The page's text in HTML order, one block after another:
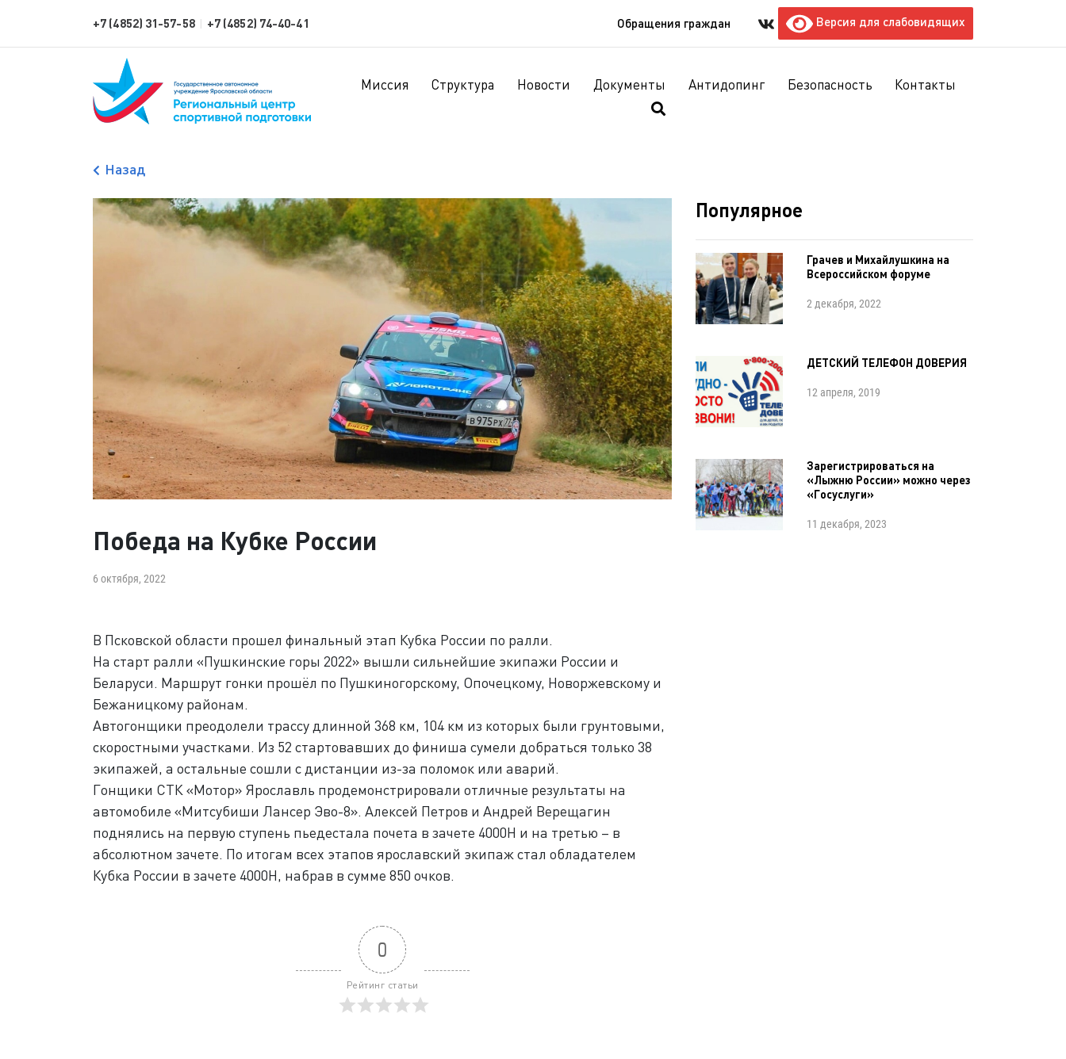
+7 (4852) 31-57-58 | +7 (4852) 74-40-41 Обращения граждан Версия для слабовидящих
Миссия Структура Новости Документы Антидопинг Безопасность Контакты
Назад
Победа на Кубке России
6 октября, 2022
В Псковской области прошел финальный этап Кубка России по ралли.
На старт ралли «Пушкинские горы 2022» вышли сильнейшие экипажи России и
Беларуси. Маршрут гонки прошёл по Пушкиногорскому, Опочецкому, Новоржевскому и
Бежаницкому районам.
Автогонщики преодолели трассу длинной 368 км, 104 км из которых были грунтовыми,
скоростными участками. Из 52 стартовавших до финиша сумели добраться только 38
экипажей, а остальные сошли с дистанции из-за поломок или аварий.
Гонщики СТК «Мотор» Ярославль продемонстрировали отличные результаты на
автомобиле «Митсубиши Лансер Эво-8». Алексей Петров и Андрей Верещагин
поднялись на первую ступень пьедестала почета в зачете 4000Н и на третью – в
абсолютном зачете. По итогам всех этапов ярославский экипаж стал обладателем
Кубка России в зачете 4000Н, набрав в сумме 850 очков.
0
Рейтинг статьи
Популярное
Грачев и Михайлушкина на
Всероссийском форуме
2 декабря, 2022
ДЕТСКИЙ ТЕЛЕФОН ДОВЕРИЯ
12 апреля, 2019
Зарегистрироваться на
«Лыжню России» можно через
«Госуслуги»
11 декабря, 2023